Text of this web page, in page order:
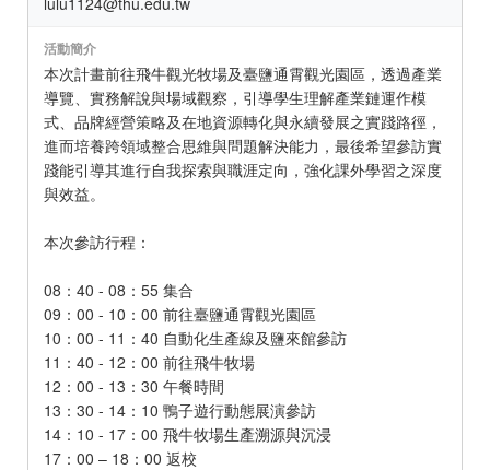
活動簡介
本次計畫前往飛牛觀光牧場及臺鹽通霄觀光園區，透過產業
導覽、實務解說與場域觀察，引導學生理解產業鏈運作模
式、品牌經營策略及在地資源轉化與永續發展之實踐路徑，
進而培養跨領域整合思維與問題解決能力，最後希望參訪實
踐能引導其進行自我探索與職涯定向，強化課外學習之深度
與效益。
本次參訪行程：
08：40 - 08：55 集合
09：00 - 10：00 前往臺鹽通霄觀光園區
10：00 - 11：40 自動化生產線及鹽來館參訪
11：40 - 12：00 前往飛牛牧場
12：00 - 13：30 午餐時間
13：30 - 14：10 鴨子遊行動態展演參訪
14：10 - 17：00 飛牛牧場生產溯源與沉浸
17：00 – 18：00 返校